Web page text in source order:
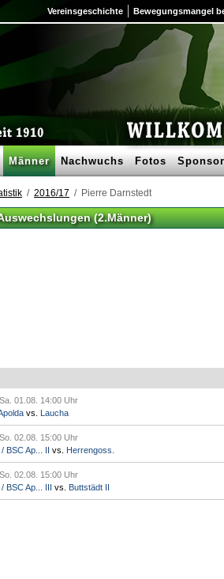
Vereinsgeschichte Bewegungsmangel
Männer Nachwuchs Fotos
2016/17 Pierre Darnstedt
(2.Männer)
01.08. 14:00 Uhr
vs. Laucha
02.08. 15:00 Uhr
BSC Ap... II vs. Herrengoss.
02.08. 15:00 Uhr
BSC Ap... III vs. Buttstädt II